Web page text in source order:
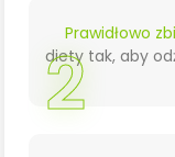
Prawidłowo
diety tak, aby
2